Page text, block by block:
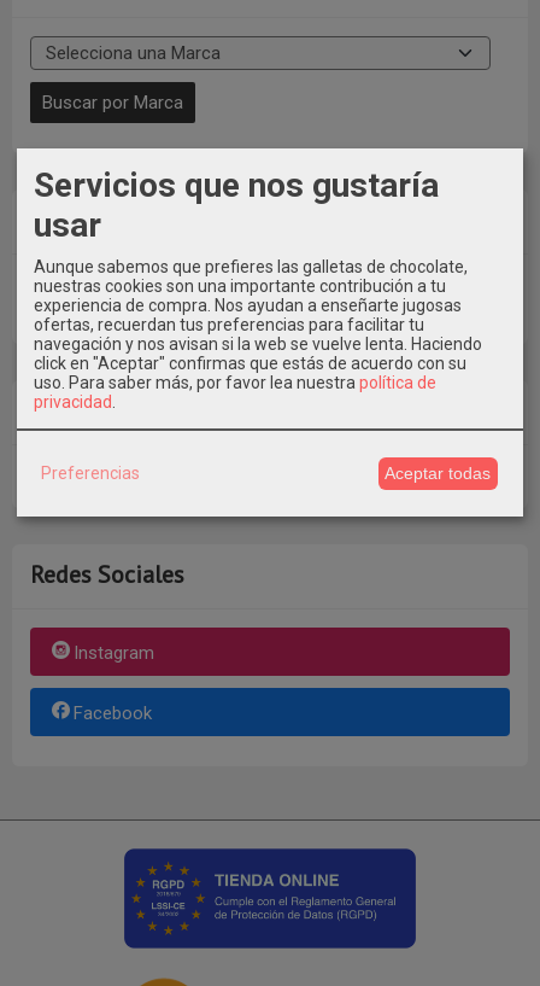
Costes de Envío
GRATIS *
Consultar Destinos
Tu Carrito (0)
El carrito de la compra está vacío
Redes Sociales
Instagram
Facebook
Servicios que nos gustaría
usar
Aunque sabemos que prefieres las galletas de chocolate,
nuestras cookies son una importante contribución a tu
experiencia de compra. Nos ayudan a enseñarte jugosas
ofertas, recuerdan tus preferencias para facilitar tu
navegación y nos avisan si la web se vuelve lenta. Haciendo
click en "Aceptar" confirmas que estás de acuerdo con su
uso. Para saber más, por favor lea nuestra política de
privacidad
Preferencias Aceptar todas